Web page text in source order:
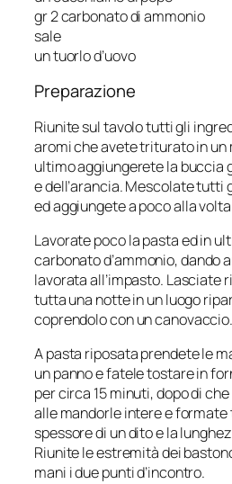
gr 2 carbonato di ammonio
sale
un tuorlo d’uovo
Preparazione
Riunite sul tavolo tutti gli
aromi che avete triturato in
ultimo aggiungerete la buccia
e dell’arancia. Mescolate tutti
ed aggiungete a poco alla volta
Lavorate poco la pasta ed in
carbonato d’ammonio, dando
lavorata all’impasto. Lasciate
tutta una notte in un luogo
coprendolo con un canovaccio.
A pasta riposata prendete le
un panno e fatele tostare in
per circa 15 minuti, dopo di
alle mandorle intere e
spessore di un dito e la
Riunite le estremità dei
mani i due punti d’incontro.